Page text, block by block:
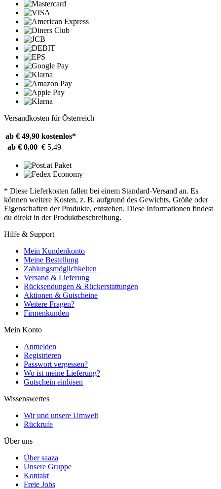
Versandkosten für Österreich
ab € 49,90 kostenlos*
ab € 0,00 € 5,49
* Diese Lieferkosten fallen bei einem Standard-Versand an. Es
können weitere Kosten, z. B. aufgrund des Gewichts, Größe oder
Eigenschaften der Produkte, entstehen. Diese Informationen findest
du direkt in der Produktbeschreibung.
Hilfe & Support
Mein Kundenkonto
Meine Bestellung
Zahlungsmöglichkeiten
Versand & Lieferung
Rücksendungen & Rückerstattungen
Aktionen & Gutscheine
Weitere Fragen?
Firmenkunden
Mein Konto
Anmelden
Registrieren
Passwort vergessen?
Wo ist meine Lieferung?
Gutschein einlösen
Wissenswertes
Wir und unsere Umwelt
Rückrufe
Über uns
Über saaza
Unsere Gruppe
Kontakt
Freie Jobs